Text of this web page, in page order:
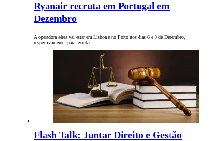
Ryanair recruta em Portugal em
Dezembro
A operadora aérea vai estar em Lisboa e no Porto nos dias 6 e 9 de Dezembro,
respectivamente, para recrutar…
Flash Talk: Juntar Direito e Gestão